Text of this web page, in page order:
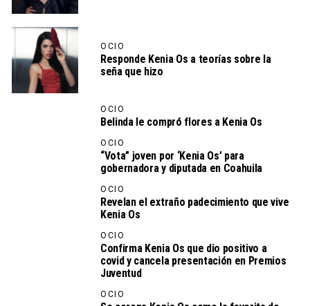
OCIO
Responde Kenia Os a teorías sobre la
seña que hizo
OCIO
Belinda le compró flores a Kenia Os
OCIO
“Vota” joven por ‘Kenia Os’ para
gobernadora y diputada en Coahuila
OCIO
Revelan el extraño padecimiento que vive
Kenia Os
OCIO
Confirma Kenia Os que dio positivo a
covid y cancela presentación en Premios
Juventud
OCIO